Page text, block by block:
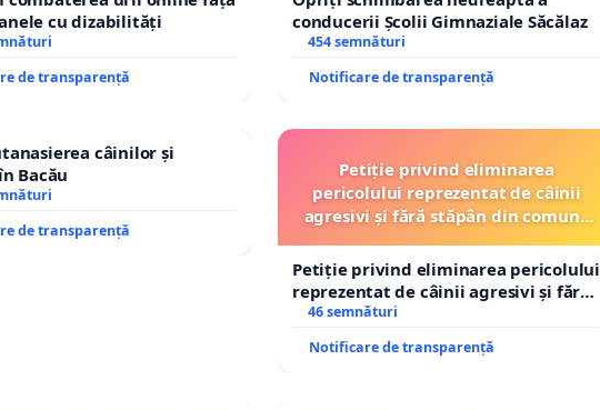
cu dizabilități
de transparență
conducerii Școlii Gimnaziale Săcălaz
454 semnături
Notificare de transparență
câinilor și
Bacău
de transparență
Petiție privind eliminarea
pericolului reprezentat de câinii
agresivi și fără stăpân din comuna
Petiție privind eliminarea pericolului
reprezentat de câinii agresivi și fără
stăpân din comuna Tunari
46 semnături
Notificare de transparență